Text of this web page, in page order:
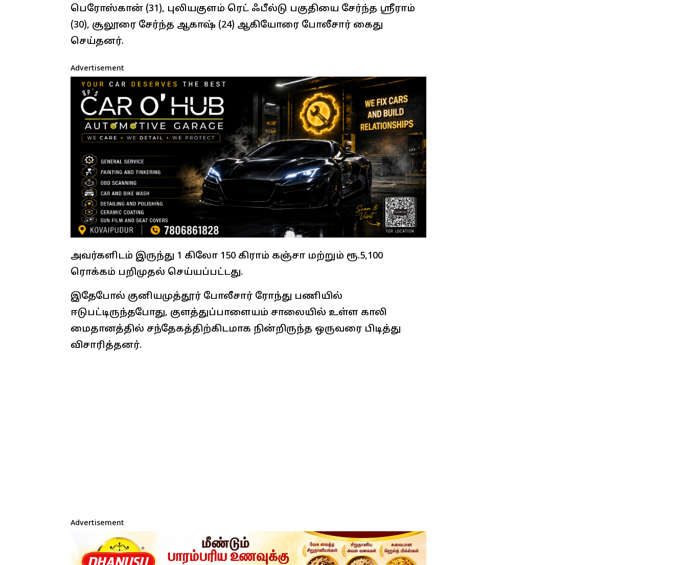
பெரோஸ்கான் (31), புலியகுளம் ரெட் ஃபீல்டு பகுதியை சேர்ந்த ஸ்ரீராம்
(30), சூலூரை சேர்ந்த ஆகாஷ் (24) ஆகியோரை போலீசார் கைது
செய்தனர்.
Advertisement
அவர்களிடம் இருந்து 1 கிலோ 150 கிராம் கஞ்சா மற்றும் ரூ.5,100
ரொக்கம் பறிமுதல் செய்யப்பட்டது.
இதேபோல் குனியமுத்தூர் போலீசார் ரோந்து பணியில்
ஈடுபட்டிருந்தபோது, குளத்துப்பாளையம் சாலையில் உள்ள காலி
மைதானத்தில் சந்தேகத்திற்கிடமாக நின்றிருந்த ஒருவரை பிடித்து
விசாரித்தனர்.
Advertisement